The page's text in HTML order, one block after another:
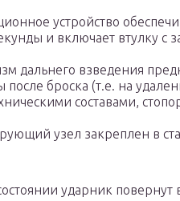
устройство
и включает втулку с
дальнего взведения
после броска (т.е. на
составами,
узел закреплен в
ударник